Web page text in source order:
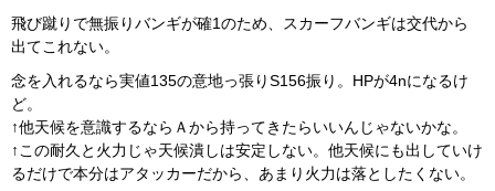
飛び蹴りで無振りバンギが確1のため、スカーフバンギは交代から
出てこれない。
念を入れるなら実値135の意地っ張りS156振り。HPが4nになるけ
ど。
↑他天候を意識するならＡから持ってきたらいいんじゃないかな。
↑この耐久と火力じゃ天候潰しは安定しない。他天候にも出していけ
るだけで本分はアタッカーだから、あまり火力は落としたくない。